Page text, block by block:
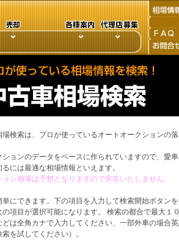
場検索は、プロが使っているオートオークションの
ョンのデータをベースに作られていますので、愛
には最適な相場情報といえます。
ン相場は予想となりますので実在いたしません。
にできます。下の項目を入力して検索開始ボタンを
項目が選択可能になります。 検索の都合で最大１
は全角カナで入力してください、一部外車の場合
を試してください）。